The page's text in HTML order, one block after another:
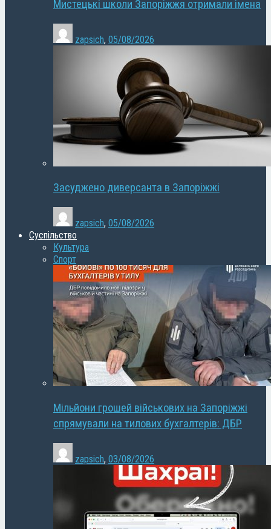
Мистецькі школи Запоріжжя отримали імена
zapsich, 05/08/2026
Засуджено диверсанта в Запоріжжі
zapsich, 05/08/2026
Суспільство
Культура
Спорт
Мільйони грошей військових на Запоріжжі
спрямували на тилових бухгалтерів: ДБР
zapsich, 03/08/2026